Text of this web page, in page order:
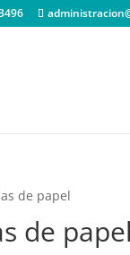
de papel
de papel